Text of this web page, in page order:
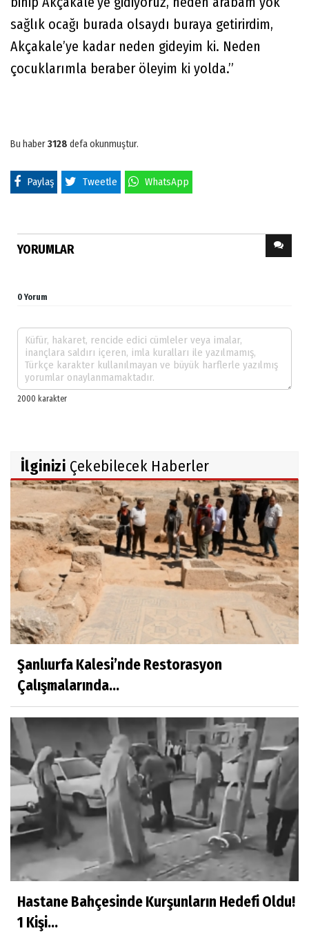
sağlık ocağı burada olsaydı buraya getirirdim,
Akçakale’ye kadar neden gideyim ki. Neden
çocuklarımla beraber öleyim ki yolda.”
Bu haber3128 defa okunmuştur.
Paylaş Tweetle WhatsApp
YORUMLAR
0 Yorum
İlginizi Çekebilecek Haberler
Şanlıurfa Kalesi’nde Restorasyon
Çalışmalarında...
Hastane Bahçesinde Kurşunların Hedefi Oldu!
1 Kişi...